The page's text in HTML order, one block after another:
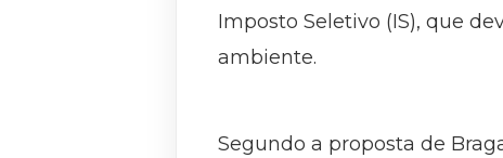
Imposto Seletivo (IS), que
ambiente.
Segundo a proposta de